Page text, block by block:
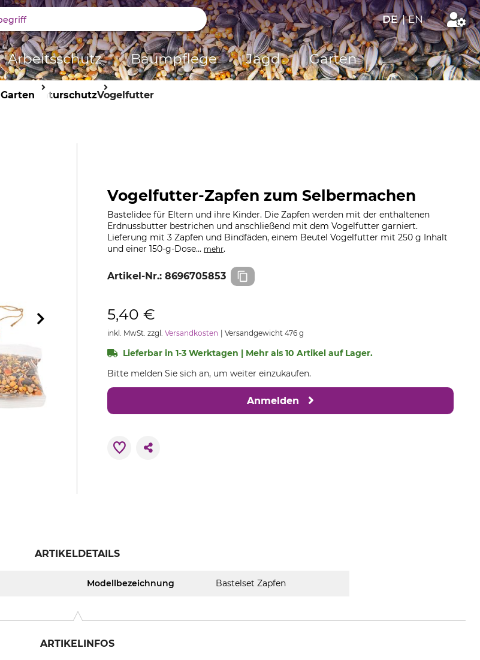
DE| EN
Arbeitsschutz Baumpflege Jagd Garten
Garten NaturschutzVogelfutter
Vogelfutter-Zapfen zum Selbermachen
Bastelidee für Eltern und ihre Kinder. Die Zapfen werden mit der enthaltenen
Erdnussbutter bestrichen und anschließend mit dem Vogelfutter garniert.
Lieferung mit 3 Zapfen und Bindfäden, einem Beutel Vogelfutter mit 250 g Inhalt
und einer 150-g-Dose... mehr.
Artikel-Nr.: 8696705853
5,40 €
inkl. MwSt. zzgl. Versandkosten Versandgewicht 476 g
Lieferbar in 1-3 Werktagen | Mehr als 10 Artikel auf Lager.
Bitte melden Sie sich an, um weiter einzukaufen.
Anmelden
ARTIKELDETAILS
Modellbezeichnung Bastelset Zapfen
ARTIKELINFOS